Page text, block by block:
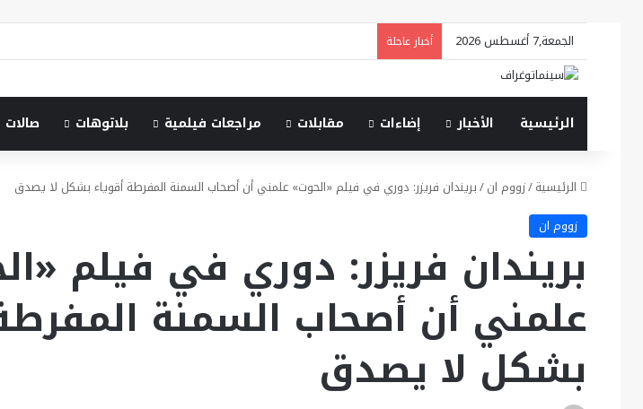
الجمعة,7 أغسطس 2026 أخبار عاجلة
الرئيسية الأخبار إضاءات مقابلات مراجعات فيلمية بلاتوهات
الرئيسية/زووم ان/بريندان فريزر: دوري في فيلم «الحوت» علمني أن أصحاب السمنة المفرطة أقوياء بشكل لا يصدق
زووم ان
بريندان فريزر: دوري في فيلم
علمني أن أصحاب السمنة
بشكل لا يصدق